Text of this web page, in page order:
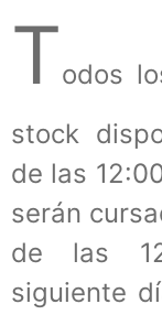
Todos
stock
de las
serán
de las
siguiente